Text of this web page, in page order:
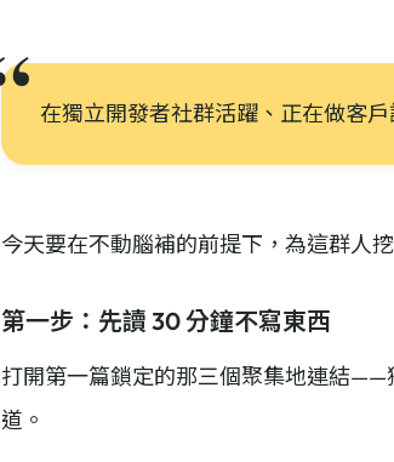
在獨立開發者社群活躍、正在做客
今天要在不動腦補的前提下，為這群人
第一步：先讀 30 分鐘不寫東西
打開第一篇鎖定的那三個聚集地連結——
道。